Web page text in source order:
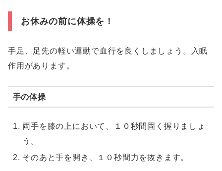
お休みの前に体操を！
手足、足先の軽い運動で血行を良くしましょう。入眠
作用があります。
手の体操
両手を膝の上において、１０秒間固く握りましょ
う。
そのあと手を開き、１０秒間力を抜きます。